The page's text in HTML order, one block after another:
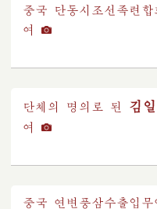
중국 단동시조선족련
여
단체의 명의로 된 김
여
중국 연변풍삼수출입